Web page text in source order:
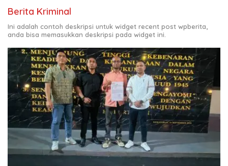
Berita Kriminal
Ini adalah contoh deskripsi untuk widget recent post wpberita,
anda bisa memasukkan deskripsi pada widget ini.